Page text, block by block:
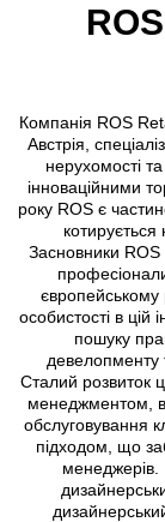
Компанія ROS
Австрія,
нерухомості
інноваційними
року ROS є
Засновники
європейському
особистості в цій
пошуку
девелопменту
Сталий розвиток
менеджментом,
обслуговування
підходом, що
менеджерів.